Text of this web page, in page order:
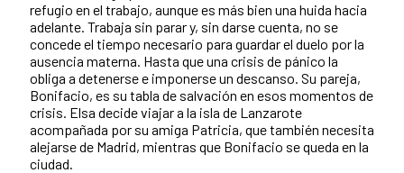
refugio en el trabajo, aunque es más bien una huida hacia
adelante. Trabaja sin parar y, sin darse cuenta, no se
concede el tiempo necesario para guardar el duelo por la
ausencia materna. Hasta que una crisis de pánico la
obliga a detenerse e imponerse un descanso. Su pareja,
Bonifacio, es su tabla de salvación en esos momentos de
crisis. Elsa decide viajar a la isla de Lanzarote
acompañada por su amiga Patricia, que también necesita
alejarse de Madrid, mientras que Bonifacio se queda en la
ciudad.